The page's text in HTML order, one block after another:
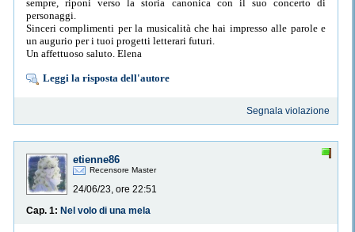
sempre, riponi verso la storia canonica con il suo concerto di
personaggi.
Sinceri complimenti per la musicalità che hai impresso alle parole e
un augurio per i tuoi progetti letterari futuri.
Un affettuoso saluto. Elena
Leggi la risposta dell'autore
Segnala violazione
etienne86
Recensore Master
24/06/23, ore 22:51
Cap. 1: Nel volo di una mela